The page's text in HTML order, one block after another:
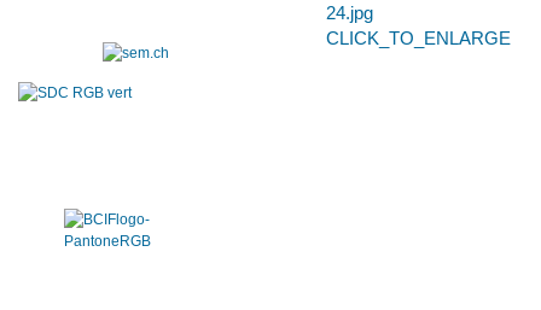
CLICK_TO_ENLARGE